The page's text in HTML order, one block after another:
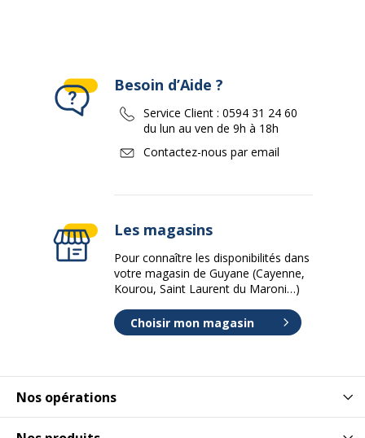
Nos opérations
Besoin d’Aide ?
Service Client : 0594 31 24 60
du lun au ven de 9h à 18h
Contactez-nous par email
Les magasins
Pour connaître les disponibilités dans
votre magasin de Guyane (Cayenne,
Kourou, Saint Laurent du Maroni…)
Choisir mon magasin